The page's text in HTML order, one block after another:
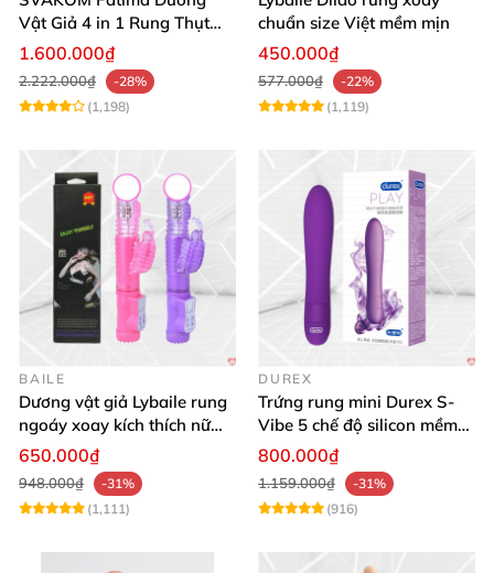
Vật Giả 4 in 1 Rung Thụt
Hút Toả Nhiệt Massage Cho
1.600.000₫
2.222.000₫
-28%
(1,198)
chuẩn size Việt mềm mịn
450.000₫
577.000₫
-22%
(1,119)
BAILE
Dương vật giả Lybaile rung
ngoáy xoay kích thích nữ
thủ dâm
650.000₫
948.000₫
-31%
(1,111)
DUREX
Trứng rung mini Durex S-
Vibe 5 chế độ silicon mềm
mịn cao cấp
800.000₫
1.159.000₫
-31%
(916)